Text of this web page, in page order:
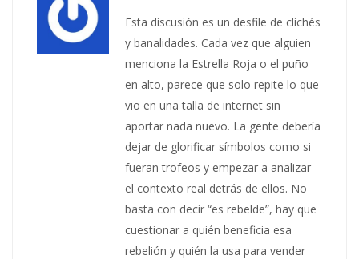
Esta discusión es un desfile de clichés
y banalidades. Cada vez que alguien
menciona la Estrella Roja o el puño
en alto, parece que solo repite lo que
vio en una talla de internet sin
aportar nada nuevo. La gente debería
dejar de glorificar símbolos como si
fueran trofeos y empezar a analizar
el contexto real detrás de ellos. No
basta con decir “es rebelde”, hay que
cuestionar a quién beneficia esa
rebelión y quién la usa para vender